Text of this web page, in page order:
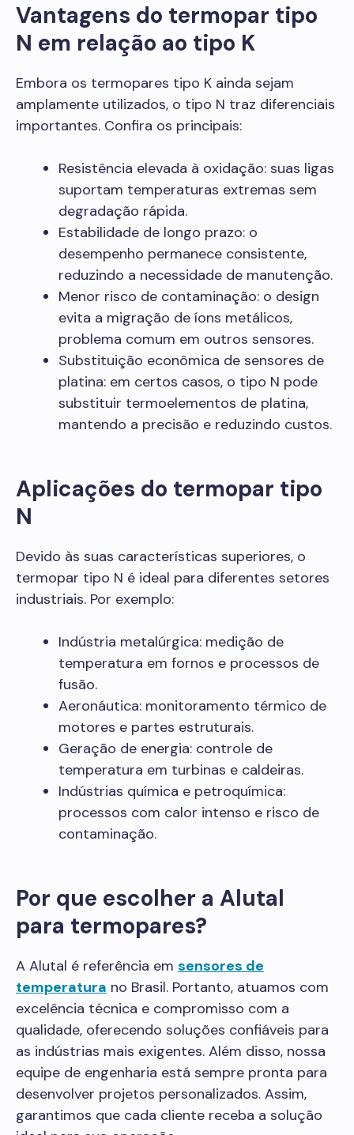
Vantagens do termopar tipo
N em relação ao tipo K
Embora os termopares tipo K ainda sejam
amplamente utilizados, o tipo N traz diferenciais
importantes. Confira os principais:
Resistência elevada à oxidação: suas ligas
suportam temperaturas extremas sem
degradação rápida.
Estabilidade de longo prazo: o
desempenho permanece consistente,
reduzindo a necessidade de manutenção.
Menor risco de contaminação: o design
evita a migração de íons metálicos,
problema comum em outros sensores.
Substituição econômica de sensores de
platina: em certos casos, o tipo N pode
substituir termoelementos de platina,
mantendo a precisão e reduzindo custos.
Aplicações do termopar tipo
N
Devido às suas características superiores, o
termopar tipo N é ideal para diferentes setores
industriais. Por exemplo:
Indústria metalúrgica: medição de
temperatura em fornos e processos de
fusão.
Aeronáutica: monitoramento térmico de
motores e partes estruturais.
Geração de energia: controle de
temperatura em turbinas e caldeiras.
Indústrias química e petroquímica:
processos com calor intenso e risco de
contaminação.
Por que escolher a Alutal
para termopares?
A Alutal é referência em sensores de
temperatura no Brasil. Portanto, atuamos com
excelência técnica e compromisso com a
qualidade, oferecendo soluções confiáveis para
as indústrias mais exigentes. Além disso, nossa
equipe de engenharia está sempre pronta para
desenvolver projetos personalizados. Assim,
garantimos que cada cliente receba a solução